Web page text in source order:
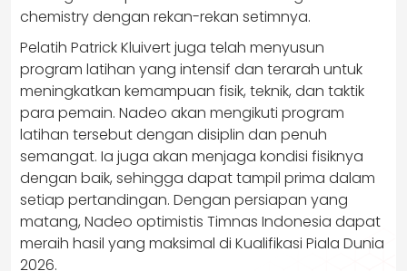
chemistry dengan rekan-rekan setimnya.
Pelatih Patrick Kluivert juga telah menyusun
program latihan yang intensif dan terarah untuk
meningkatkan kemampuan fisik, teknik, dan taktik
para pemain. Nadeo akan mengikuti program
latihan tersebut dengan disiplin dan penuh
semangat. Ia juga akan menjaga kondisi fisiknya
dengan baik, sehingga dapat tampil prima dalam
setiap pertandingan. Dengan persiapan yang
matang, Nadeo optimistis Timnas Indonesia dapat
meraih hasil yang maksimal di Kualifikasi Piala Dunia
2026.